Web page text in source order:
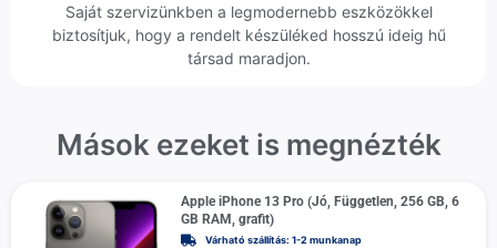
Saját szervizünkben a legmodernebb eszközökkel
biztosítjuk, hogy a rendelt készüléked hosszú ideig hű
társad maradjon.
Mások ezeket is megnézték
Apple iPhone 13 Pro (Jó, Független, 256 GB, 6
GB RAM, grafit)
Várható szállítás: 1-2 munkanap